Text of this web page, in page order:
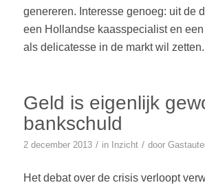
genereren. Interesse genoeg: uit de
een Hollandse kaasspecialist en
als delicatesse in de markt wil
Geld is eigenlijk
bankschuld
2 december 2013 / in Inzicht / door
Het debat over de crisis verloopt